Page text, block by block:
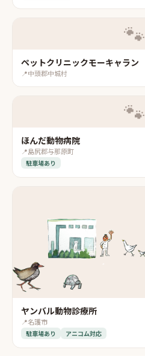
🐾
ペットクリニックモーキャラン
📍中頭郡中城村
🐾
ほんだ動物病院
📍島尻郡与那原町
駐車場あり
ヤンバル動物診療所
📍名護市
駐車場あり アニコム対応